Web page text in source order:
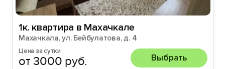
1к. квартира в Махачкале
Махачкала, ул. Бейбулатова, д. 4
Цена за сутки
от 3000 руб. Выбрать